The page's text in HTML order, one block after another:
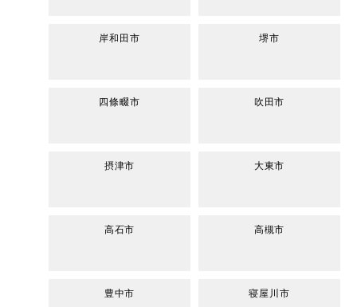
岸和田市 堺市
四條畷市 吹田市
摂津市 大東市
高石市 高槻市
豊中市 寝屋川市